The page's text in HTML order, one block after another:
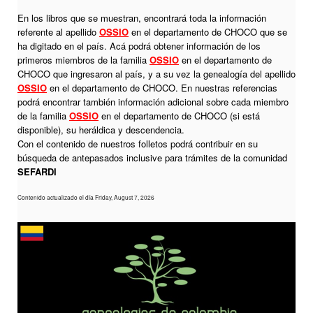
En los libros que se muestran, encontrará toda la información
referente al apellido OSSIO en el departamento de CHOCO que se
ha digitado en el país. Acá podrá obtener información de los
primeros miembros de la familia OSSIO en el departamento de
CHOCO que ingresaron al país, y a su vez la genealogía del apellido
OSSIO en el departamento de CHOCO. En nuestras referencias
podrá encontrar también información adicional sobre cada miembro
de la familia OSSIO en el departamento de CHOCO (si está
disponible), su heráldica y descendencia.
Con el contenido de nuestros folletos podrá contribuir en su
búsqueda de antepasados inclusive para trámites de la comunidad
SEFARDI
Contenido actualizado el día Friday, August 7, 2026